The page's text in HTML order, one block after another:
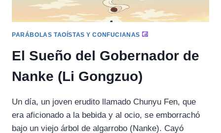
PARÁBOLAS TAOÍSTAS Y CONFUCIANAS
El Sueño del Gobernador de
Nanke (Li Gongzuo)
Un día, un joven erudito llamado Chunyu Fen, que
era aficionado a la bebida y al ocio, se emborrachó
bajo un viejo árbol de algarrobo (Nanke). Cayó